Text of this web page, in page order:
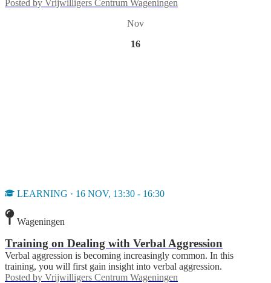
Posted by Vrijwilligers Centrum Wageningen
Nov
16
LEARNING · 16 NOV, 13:30 - 16:30
Wageningen
Training on Dealing with Verbal Aggression
Verbal aggression is becoming increasingly common. In this
training, you will first gain insight into verbal aggression.
Posted by Vrijwilligers Centrum Wageningen